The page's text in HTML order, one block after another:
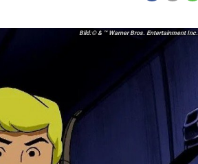
© & ™ Warner Bros. Entertainment Inc.